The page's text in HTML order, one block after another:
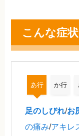
こんな症
あ行 か行
足のしびれ/お
の痛み/アキレ